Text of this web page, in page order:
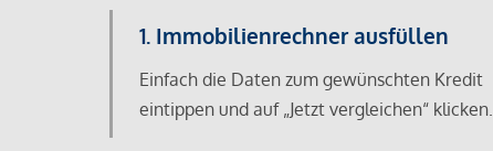
1. Immobilienrechner ausfüllen
Einfach die Daten zum gewünschten Kredit
eintippen und auf „Jetzt vergleichen“ klicken.